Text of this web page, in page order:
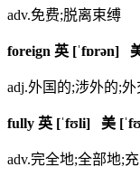
adv.免费;脱离束缚
foreign 英 [ˈfɒrən]
adj.外国的;涉外的;
fully 英 [ˈfʊli] 美
adv.完全地;全部地;